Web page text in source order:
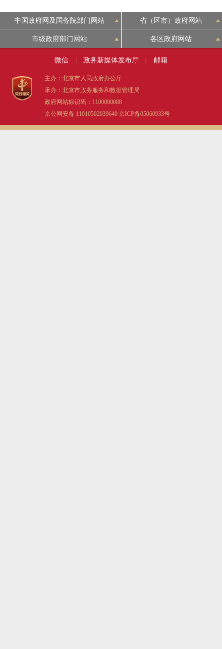
中国政府网及国务院部门网站 省（区市）政府网站
市级政府部门网站 各区政府网站
微信 政务新媒体发布厅 邮箱
主办：北京市人民政府办公厅
承办：北京市政务服务和数据管理局
政府网站标识码：1100000088
京公网安备 11010502039640 京ICP备05060933号